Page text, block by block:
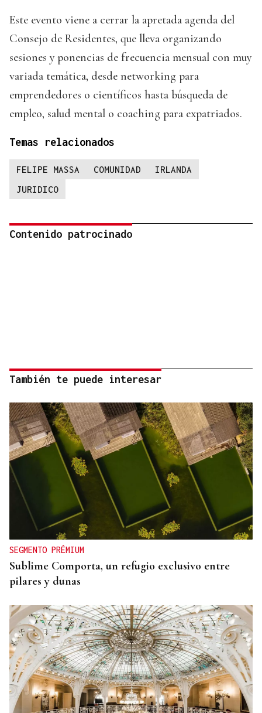
Este evento viene a cerrar la apretada agenda del
Consejo de Residentes, que lleva organizando
sesiones y ponencias de frecuencia mensual con muy
variada temática, desde networking para
emprendedores o científicos hasta búsqueda de
empleo, salud mental o coaching para expatriados.
Temas relacionados
FELIPE MASSA COMUNIDAD
IRLANDA
JURIDICO
Contenido patrocinado
También te puede interesar
SEGMENTO PRÉMIUM
Sublime Comporta, un refugio exclusivo entre
pilares y dunas